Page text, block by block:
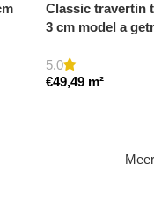
Classic travertin
3 cm model a
5.0
€49,49 m²